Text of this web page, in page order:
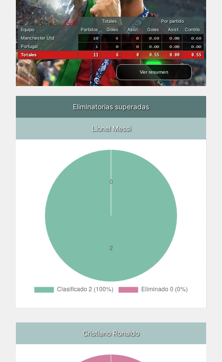
Totales
Por partido
Equipo
Partidos Goles Asist. Goles Asist.
Contrib.
Manchester Utd
10 6 0 0.60 0.00 0.60
Portugal 1 0 0 0.00 0.00 0.00
Totales 11 6 0 0.55 0.00 0.55
Ver resumen
Eliminatorias superadas
Lionel Messi
Cristiano Ronaldo